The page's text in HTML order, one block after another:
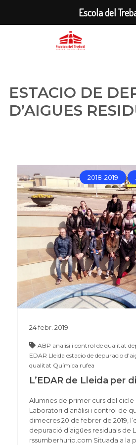
ESTACIO DE
D’AIGUES
2018-2019
24febr. 2019
ABP analisi i control de qualitat
EDAR Lleida estacio de depuracio
qualitat Química rufea
L’EDAR de Lleida per
Alumnes de primer curs del cicle
Laboratori d’anàlisi i control de
dimecres 20 de febrer de 2019,
depuració d’aigües residuals de
rssumberhurip.com Situada a la
Escola del